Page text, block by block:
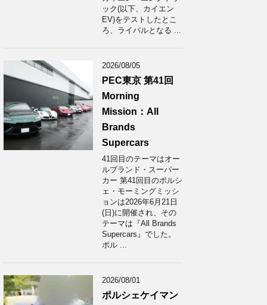
ック(以下、カイエン
EV)をテストしたとこ
ろ、ライバルとなる ...
2026/08/05
PEC東京 第41回
Morning
Mission：All
Brands
Supercars
41回目のテーマはオー
ルブランド・スーパー
カー 第41回目のポルシ
ェ・モーミングミッシ
ョンは2026年6月21日
(日)に開催され、その
テーマは『All Brands
Supercars』でした。
ポル ...
2026/08/01
ポルシェケイマン